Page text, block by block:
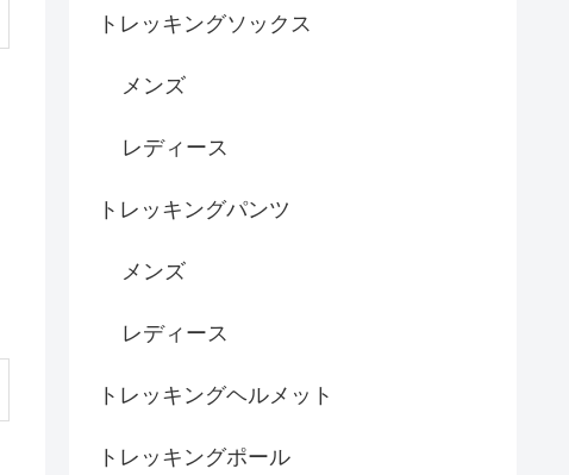
トレッキングソックス
メンズ
レディース
トレッキングパンツ
メンズ
レディース
トレッキングヘルメット
トレッキングポール